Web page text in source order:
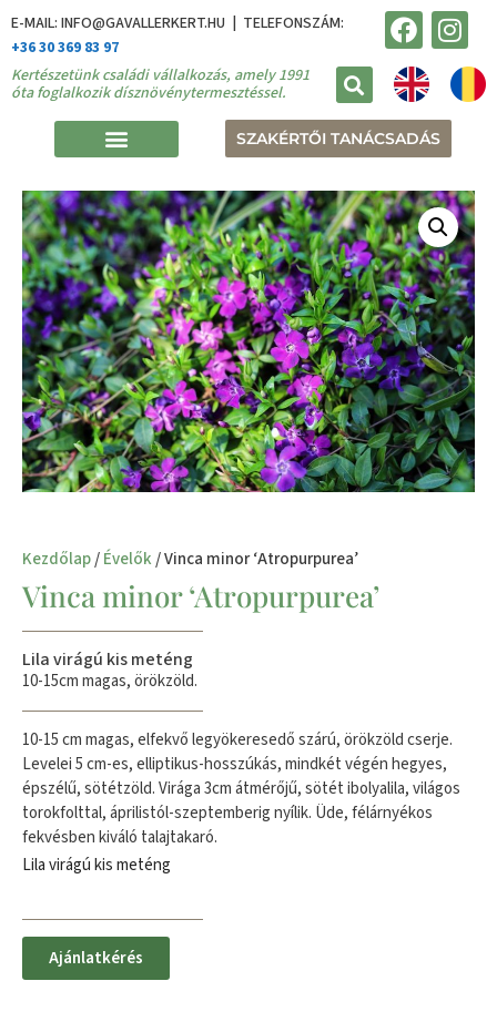
E-MAIL: INFO@GAVALLERKERT.HU | TELEFONSZÁM:
+36 30 369 83 97
Kertészetünk családi vállalkozás, amely 1991
óta foglalkozik dísznövénytermesztéssel.
SZAKÉRTŐI TANÁCSADÁS
Kezdőlap/Évelők/ Vinca minor ‘Atropurpurea’
Vinca minor ‘Atropurpurea’
Lila virágú kis meténg
10-15cm magas, örökzöld.
10-15 cm magas, elfekvő legyökeresedő szárú, örökzöld cserje.
Levelei 5 cm-es, elliptikus-hosszúkás, mindkét végén hegyes,
épszélű, sötétzöld. Virága 3cm átmérőjű, sötét ibolyalila, világos
torokfolttal, áprilistól-szeptemberig nyílik. Üde, félárnyékos
fekvésben kiváló talajtakaró.
Lila virágú kis meténg
Ajánlatkérés